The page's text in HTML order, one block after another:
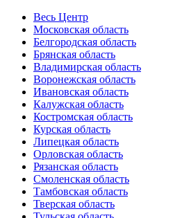
Весь Центр
Московская область
Белгородская область
Брянская область
Владимирская область
Воронежская область
Ивановская область
Калужская область
Костромская область
Курская область
Липецкая область
Орловская область
Рязанская область
Смоленская область
Тамбовская область
Тверская область